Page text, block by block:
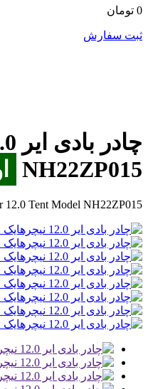
0 تومان
ثبت سفارش
NH22ZP015
12.0 Tent Model NH22ZP015